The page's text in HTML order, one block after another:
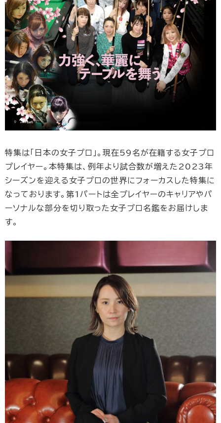
特集は「日本の女子プロ」。現在59名が在籍する女子プロ
プレイヤー。本特集は、例年より試合数が増えた2023年
シーズンを迎える女子プロの世界にフォーカスした特集に
なっております。第1パートは全プレイヤーのキャリアやパ
ーソナルな部分を切り取った女子プロ名鑑をお届けしま
す。